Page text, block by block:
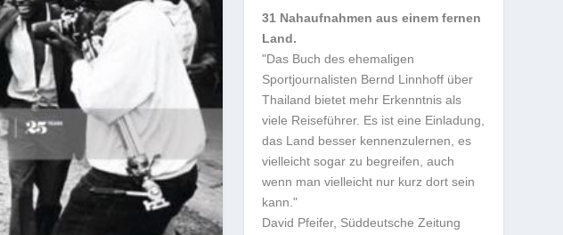
31 Nahaufnahmen aus einem fernen
Land.
"Das Buch des ehemaligen
Sportjournalisten Bernd Linnhoff über
Thailand bietet mehr Erkenntnis als
viele Reiseführer. Es ist eine Einladung,
das Land besser kennenzulernen, es
vielleicht sogar zu begreifen, auch
wenn man vielleicht nur kurz dort sein
kann."
David Pfeifer, Süddeutsche Zeitung